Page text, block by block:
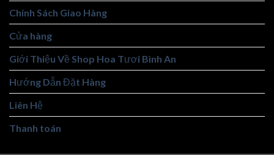
Chính Sách Giao Hàng
Cửa hàng
Giới Thiệu Về Shop Hoa Tươi Bình An
Hướng Dẫn Đặt Hàng
Liên Hệ
Thanh toán